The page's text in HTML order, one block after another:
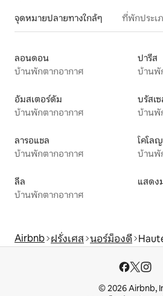
จุดหมายปลายทางใกล้ๆ ที่พักประเ
ลอนดอน
บ้านพักตากอากาศ
ปารีส
บ้านพั
อัมสเตอร์ดัม
บ้านพักตากอากาศ
บรัสเ
บ้านพั
ลารอแชล
บ้านพักตากอากาศ
โคโลญ
บ้านพั
ลีล
บ้านพักตากอากาศ
แสดง
Airbnb ฝรั่งเศส นอร์ม็องดี
© 2026 Airbnb,